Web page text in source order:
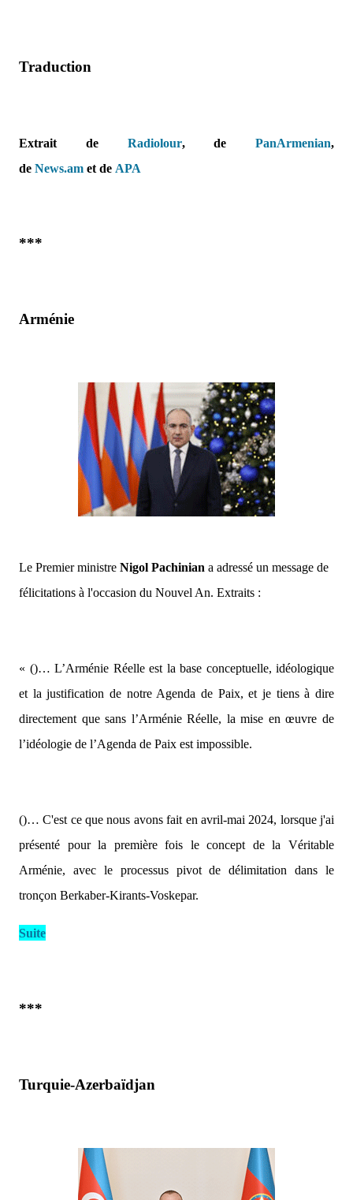
Traduction
Extrait de Radiolour, de PanArmenian,
de News.am et de APA
***
Arménie
Le Premier ministre Nigol Pachinian a adressé un message de
félicitations à l'occasion du Nouvel An. Extraits :
« ()… L’Arménie Réelle est la base conceptuelle, idéologique
et la justification de notre Agenda de Paix, et je tiens à dire
directement que sans l’Arménie Réelle, la mise en œuvre de
l’idéologie de l’Agenda de Paix est impossible.
()… C'est ce que nous avons fait en avril-mai 2024, lorsque j'ai
présenté pour la première fois le concept de la Véritable
Arménie, avec le processus pivot de délimitation dans le
tronçon Berkaber-Kirants-Voskepar.
Suite
***
Turquie-Azerbaïdjan